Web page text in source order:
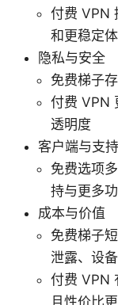
付费 VPN
和更稳定
隐私与安全
免费梯子
付费 VPN
透明度
客户端与支持
免费选项
持与更多
成本与价值
免费梯子
泄露、设备
付费 VPN
且性价比